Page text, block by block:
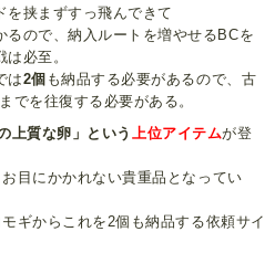
を挟まずすっ飛んできて
るので、納入ルートを増やせるBCを
必至。
は2個 も納品する必要があるので、古
でを往復する必要がある。
上質な卵」という 上位アイテムが登
目にかかれない貴重品となってい
ギからこれを2個も納品する依頼サイ